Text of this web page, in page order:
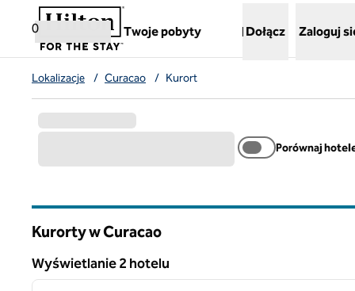
Przejdź do treści
0
Twoje pobyty
,otwiera nową kartę
Dołącz Zaloguj
Lokalizacje / Curacao / Kurort
Porównaj
Kurorty w Curacao
Wyświetlanie 2 hotelu
Wyświetlanie 2 hotelu
1 z 13